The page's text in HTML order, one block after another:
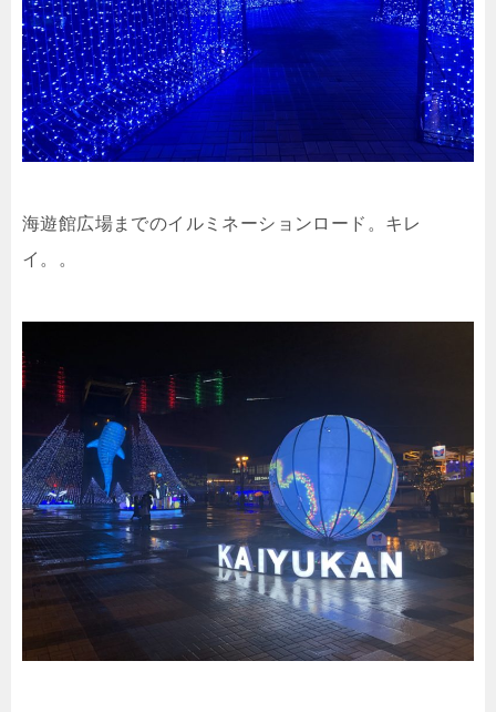
海遊館広場までのイルミネーションロード。キレ
イ。。